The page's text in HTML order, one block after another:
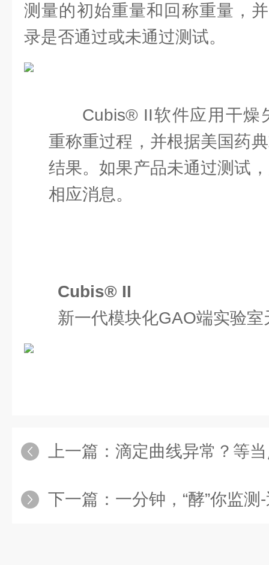
测量的初始重量和回称重量，
录是否通过或未通过测试。
Cubis® II软件应用干燥
重称重过程，并根据美国药
结果。如果产品未通过测试
相应消息。
Cubis® II
新一代模块化GAO端实验室
上一篇： 滴定曲线异常？等当点
下一篇： 一分钟，“酵”你监测-近